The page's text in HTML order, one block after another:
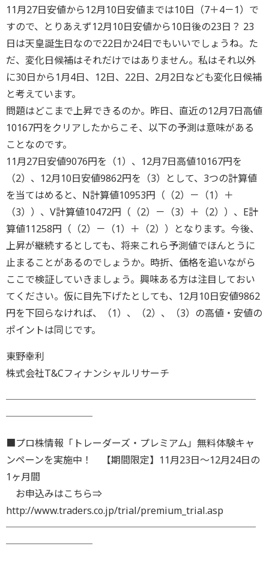
11月27日安値から12月10日安値までは10日（7＋4－1）で
すので、とりあえず12月10日安値から10日後の23日？ 23
日は天皇誕生日なので22日か24日でもいいでしょうね。た
だ、変化日候補はそれだけではありません。私はそれ以外
に30日から1月4日、12日、22日、2月2日なども変化日候補
と考えています。
問題はどこまで上昇できるのか。昨日、直近の12月7日高値
10167円をクリアしたからこそ、以下の予測は意味がある
ことなのです。
11月27日安値9076円を（1）、12月7日高値10167円を
（2）、12月10日安値9862円を（3）として、3つの計算値
を当てはめると、N計算値10953円（（2）－（1）＋
（3））、V計算値10472円（（2）－（3）＋（2））、E計
算値11258円（（2）－（1）＋（2））となります。今後、
上昇が継続するとしても、将来これら予測値でほんとうに
止まることがあるのでしょうか。時折、価格を追いながら
ここで検証していきましょう。興味ある方は注目しておい
てください。仮に目先下げたとしても、12月10日安値9862
円を下回らなければ、（1）、（2）、（3）の高値・安値の
ポイントは同じです。
東野幸利
株式会社T&Cフィナンシャルリサーチ
──────────────────────────
─────────
■プロ株情報「トレーダーズ・プレミアム」無料体験キャ
ンペーンを実施中！ 【期間限定】11月23日～12月24日の
1ヶ月間
お申込みはこちら⇒
http://www.traders.co.jp/trial/premium_trial.asp
──────────────────────────
─────────